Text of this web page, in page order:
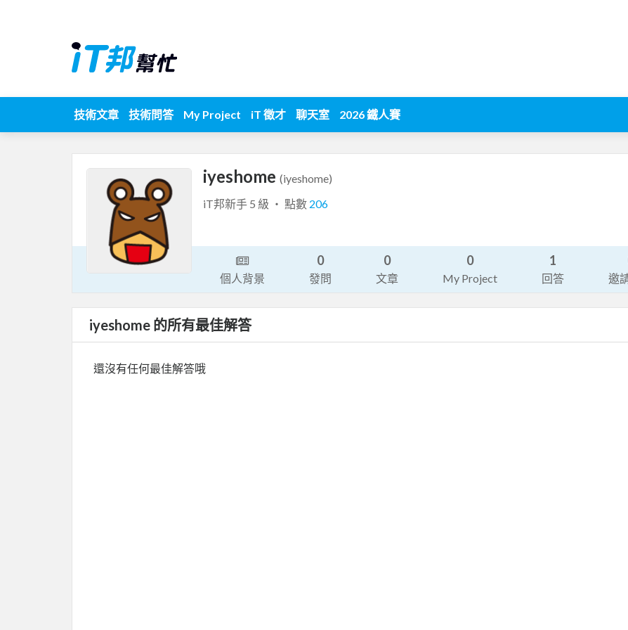
技術文章 技術問答 My Project iT 徵才 聊天室 2026 鐵人賽
iyeshome (iyeshome)
iT邦新手 5 級 ‧ 點數 206
個人背景
0
發問
0
文章
0
My Project
1
回答 邀
iyeshome 的所有最佳解答
還沒有任何最佳解答哦